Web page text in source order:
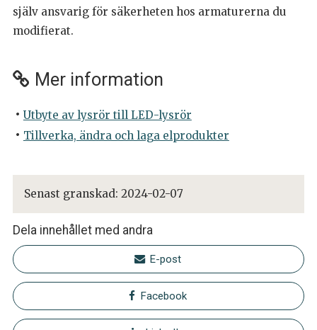
själv ansvarig för säkerheten hos armaturerna du
modifierat.
Mer information
Utbyte av lysrör till LED-lysrör
Tillverka, ändra och laga elprodukter
Senast granskad: 2024-02-07
Dela innehållet med andra
E-post
Facebook